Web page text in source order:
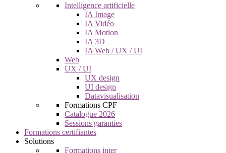
Intelligence artificielle
IA Image
IA Vidéo
IA Motion
IA 3D
IA Web / UX / UI
Web
UX / UI
UX design
UI design
Datavisualisation
Formations CPF
Catalogue 2026
Sessions garanties
Formations certifiantes
Solutions
Formations inter